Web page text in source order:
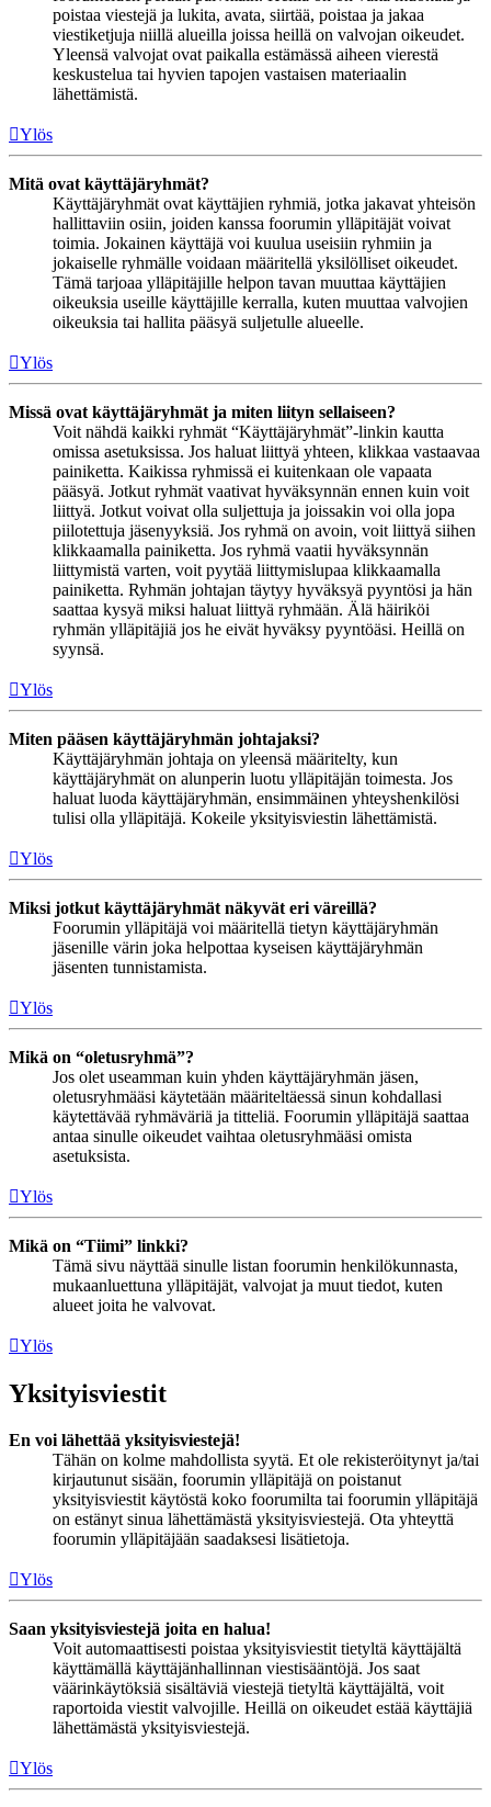
poistaa viestejä ja lukita, avata, siirtää, poistaa ja jakaa
viestiketjuja niillä alueilla joissa heillä on valvojan oikeudet.
Yleensä valvojat ovat paikalla estämässä aiheen vierestä
keskustelua tai hyvien tapojen vastaisen materiaalin
lähettämistä.
Ylös
Mitä ovat käyttäjäryhmät?
Käyttäjäryhmät ovat käyttäjien ryhmiä, jotka jakavat yhteisön
hallittaviin osiin, joiden kanssa foorumin ylläpitäjät voivat
toimia. Jokainen käyttäjä voi kuulua useisiin ryhmiin ja
jokaiselle ryhmälle voidaan määritellä yksilölliset oikeudet.
Tämä tarjoaa ylläpitäjille helpon tavan muuttaa käyttäjien
oikeuksia useille käyttäjille kerralla, kuten muuttaa valvojien
oikeuksia tai hallita pääsyä suljetulle alueelle.
Ylös
Missä ovat käyttäjäryhmät ja miten liityn sellaiseen?
Voit nähdä kaikki ryhmät “Käyttäjäryhmät”-linkin kautta
omissa asetuksissa. Jos haluat liittyä yhteen, klikkaa vastaavaa
painiketta. Kaikissa ryhmissä ei kuitenkaan ole vapaata
pääsyä. Jotkut ryhmät vaativat hyväksynnän ennen kuin voit
liittyä. Jotkut voivat olla suljettuja ja joissakin voi olla jopa
piilotettuja jäsenyyksiä. Jos ryhmä on avoin, voit liittyä siihen
klikkaamalla painiketta. Jos ryhmä vaatii hyväksynnän
liittymistä varten, voit pyytää liittymislupaa klikkaamalla
painiketta. Ryhmän johtajan täytyy hyväksyä pyyntösi ja hän
saattaa kysyä miksi haluat liittyä ryhmään. Älä häiriköi
ryhmän ylläpitäjiä jos he eivät hyväksy pyyntöäsi. Heillä on
syynsä.
Ylös
Miten pääsen käyttäjäryhmän johtajaksi?
Käyttäjäryhmän johtaja on yleensä määritelty, kun
käyttäjäryhmät on alunperin luotu ylläpitäjän toimesta. Jos
haluat luoda käyttäjäryhmän, ensimmäinen yhteyshenkilösi
tulisi olla ylläpitäjä. Kokeile yksityisviestin lähettämistä.
Ylös
Miksi jotkut käyttäjäryhmät näkyvät eri väreillä?
Foorumin ylläpitäjä voi määritellä tietyn käyttäjäryhmän
jäsenille värin joka helpottaa kyseisen käyttäjäryhmän
jäsenten tunnistamista.
Ylös
Mikä on “oletusryhmä”?
Jos olet useamman kuin yhden käyttäjäryhmän jäsen,
oletusryhmääsi käytetään määriteltäessä sinun kohdallasi
käytettävää ryhmäväriä ja titteliä. Foorumin ylläpitäjä saattaa
antaa sinulle oikeudet vaihtaa oletusryhmääsi omista
asetuksista.
Ylös
Mikä on “Tiimi” linkki?
Tämä sivu näyttää sinulle listan foorumin henkilökunnasta,
mukaanluettuna ylläpitäjät, valvojat ja muut tiedot, kuten
alueet joita he valvovat.
Ylös
Yksityisviestit
En voi lähettää yksityisviestejä!
Tähän on kolme mahdollista syytä. Et ole rekisteröitynyt ja/tai
kirjautunut sisään, foorumin ylläpitäjä on poistanut
yksityisviestit käytöstä koko foorumilta tai foorumin ylläpitäjä
on estänyt sinua lähettämästä yksityisviestejä. Ota yhteyttä
foorumin ylläpitäjään saadaksesi lisätietoja.
Ylös
Saan yksityisviestejä joita en halua!
Voit automaattisesti poistaa yksityisviestit tietyltä käyttäjältä
käyttämällä käyttäjänhallinnan viestisääntöjä. Jos saat
väärinkäytöksiä sisältäviä viestejä tietyltä käyttäjältä, voit
raportoida viestit valvojille. Heillä on oikeudet estää käyttäjiä
lähettämästä yksityisviestejä.
Ylös